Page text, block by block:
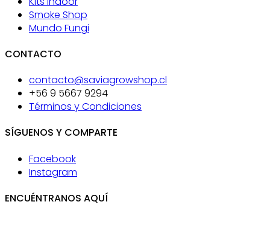
Smoke Shop
Mundo Fungi
CONTACTO
contacto@saviagrowshop.cl
+56 9 5667 9294
Términos y Condiciones
SÍGUENOS Y COMPARTE
Facebook
Instagram
ENCUÉNTRANOS AQUÍ